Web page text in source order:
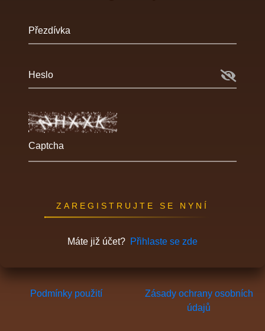
Přezdívka
Heslo
Captcha
ZAREGISTRUJTE SE NYNÍ
Máte již účet? Přihlaste se zde
Podmínky použití
Zásady ochrany osobních
údajů